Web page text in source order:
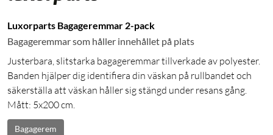
Luxorparts Bagageremmar 2-pack
Bagageremmar som håller innehållet på plats
Justerbara, slitstarka bagageremmar tillverkade av polyester.
Banden hjälper dig identifiera din väskan på rullbandet och
säkerställa att väskan håller sig stängd under resans gång.
Mått: 5x200 cm.
Bagagerem